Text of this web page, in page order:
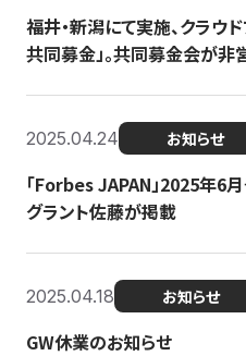
福井・新潟にて実施、クラウ
共同募金」。共同募金会が
2025.04.24 お知らせ
「Forbes JAPAN」2025年6
グラント佐藤が掲載
2025.04.18 お知らせ
GW休業のお知らせ